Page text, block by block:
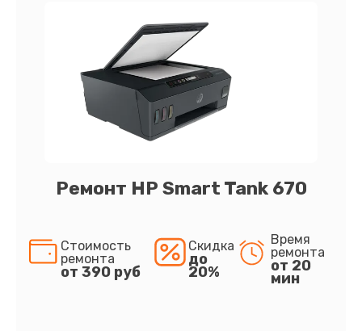
Ремонт HP Smart Tank 670
Стоимость
ремонта
от 390 руб
Скидка
до
20%
Время
ремонта
от 20
мин